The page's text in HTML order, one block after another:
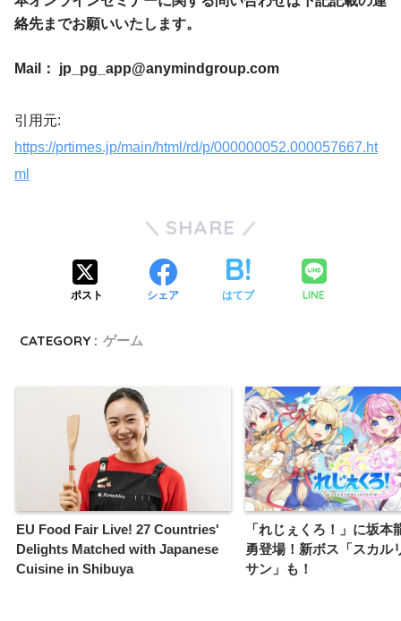
絡先までお願いいたします。
Mail： jp_pg_app@anymindgroup.com
引用元:
https://prtimes.jp/main/html/rd/p/000000052.000057667.ht
ml
SHARE
ポスト シェア はてブ LINE
CATEGORY : ゲーム
EU Food Fair Live! 27 Countries'
Delights Matched with Japanese
Cuisine in Shibuya
「れじぇくろ！」に坂本
勇登場！新ボス「スカル
サン」も！